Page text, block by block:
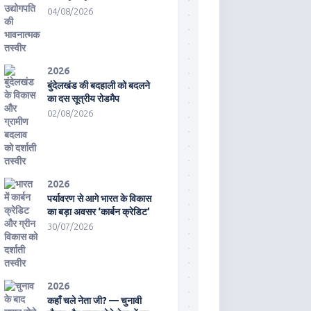
04/08/2026
2026
बुंदेलखंड की बदहाली को बदलने
का दस सूत्रीय रोडमैप
02/08/2026
2026
पर्यावरण से आगे भारत के विकास
का बड़ा अवसर ‘कार्बन क्रेडिट’
30/07/2026
2026
कहाँ चले नेता जी? — चुनावी